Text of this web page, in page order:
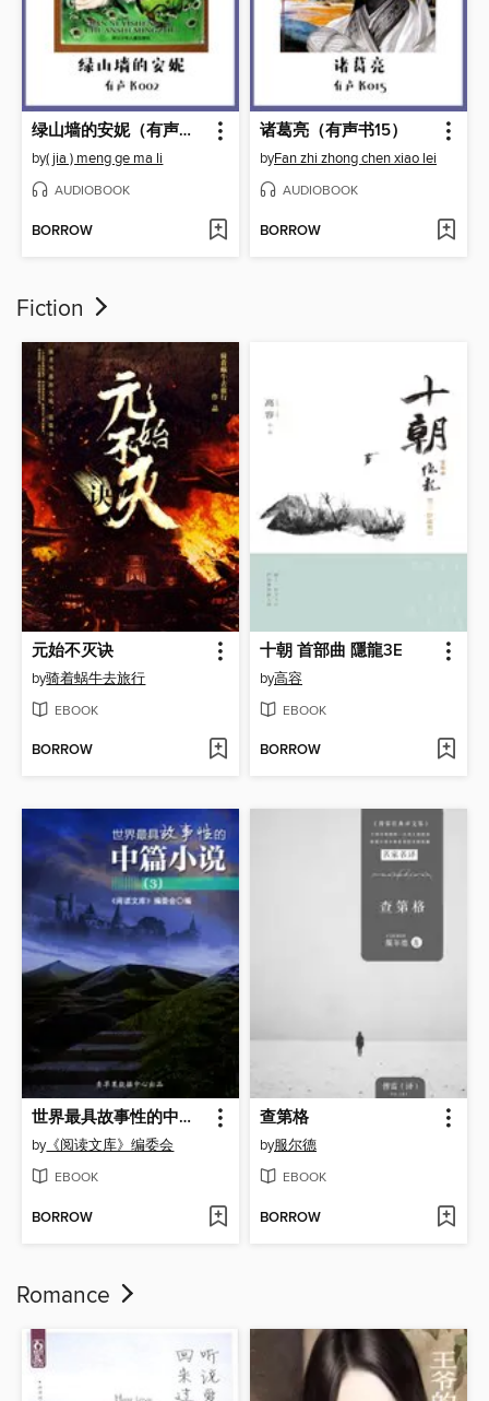
绿山墙的安妮（有声书02）
by( jia ) meng ge ma li
AUDIOBOOK
BORROW
诸葛亮（有声书15）
byFan zhi zhong chen xiao lei
AUDIOBOOK
BORROW
Fiction
元始不灭诀
by骑着蜗牛去旅行
EBOOK
BORROW
十朝 首部曲 隱龍3E
by高容
EBOOK
BORROW
世界最具故事性的中篇小说（3）
by《阅读文库》编委会
EBOOK
BORROW
查第格
by服尔德
EBOOK
BORROW
Romance